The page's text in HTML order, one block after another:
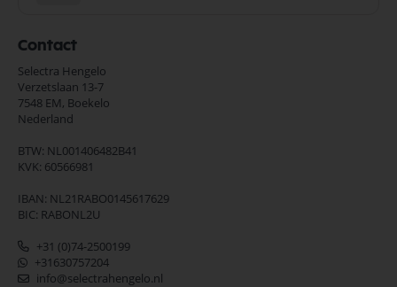
Contact
Selectra Hengelo
Verzetslaan 13-7
7548 EM, Boekelo
Nederland
BTW: NL001406482B41
KVK: 60566981
IBAN: NL21RABO0145617629
BIC: RABONL2U
+31 (0)74-2500199
+31630757204
info@selectrahengelo.nl